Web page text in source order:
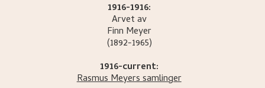
1916-1916:
Arvet av
Finn Meyer
(1892-1965)
1916-current:
Rasmus Meyers samlinger